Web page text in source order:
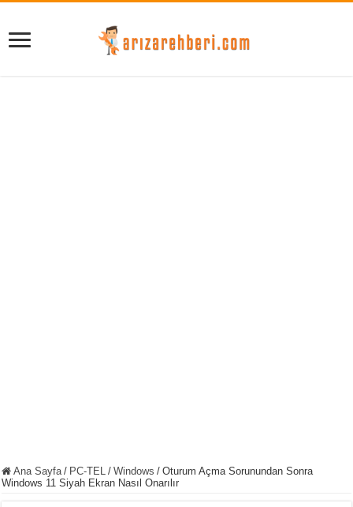
Ana Sayfa / PC-TEL / Windows / Oturum Açma Sorunundan Sonra
Windows 11 Siyah Ekran Nasıl Onarılır